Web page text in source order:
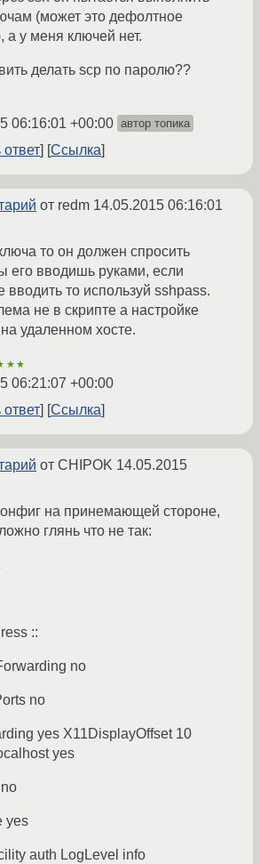
(может это дефолтное
а у меня ключей нет.
делать scp по паролю??
06:16:01 +00:00 автор топика
ответ Ссылка
от redm 14.05.2015 06:16:01
то он должен спросить
его вводишь руками, если
вводить то используй sshpass.
не в скрипте а настройке
на удаленном хосте.
06:21:07 +00:00
ответ
Ссылка
от CHIPOK 14.05.2015
на принемающей стороне,
глянь что не так:
::
no
no
yes X11DisplayOffset 10
yes
yes
auth LogLevel info